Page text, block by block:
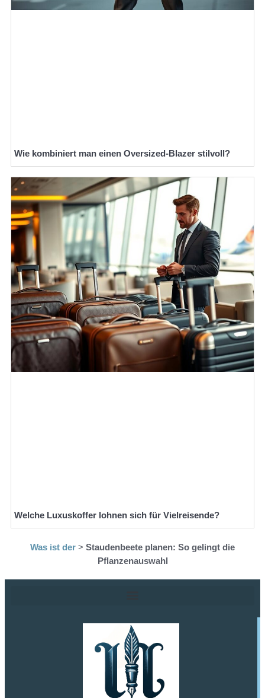
Wie kombiniert man einen Oversized-Blazer stilvoll?
Welche Luxuskoffer lohnen sich für Vielreisende?
Was ist der > Staudenbeete planen: So gelingt die
Pflanzenauswahl